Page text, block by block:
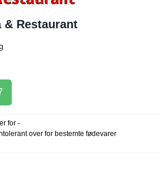
& Restaurant
for -
over for bestemte fødevarer